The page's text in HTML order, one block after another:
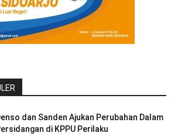
dan Sanden Ajukan Perubahan Dalam
di KPPU Perilaku